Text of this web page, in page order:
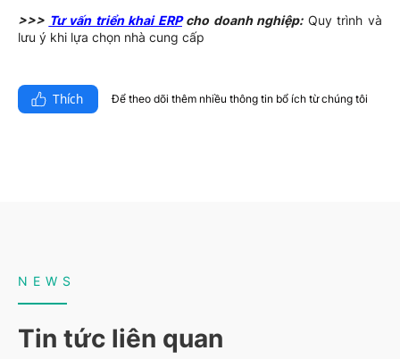
>>> Tư vấn triển khai ERPcho doanh nghiệp: Quy trình và
lưu ý khi lựa chọn nhà cung cấp
Thích Để theo dõi thêm nhiều thông tin bổ ích từ chúng tôi​
NEWS
Tin tức liên quan